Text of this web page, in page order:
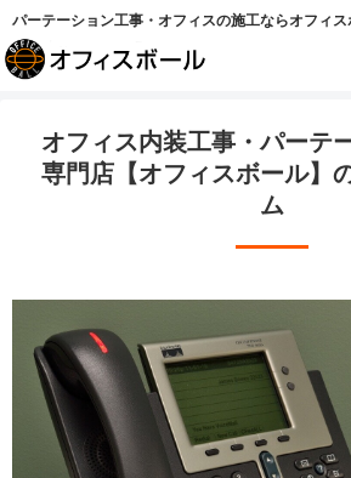
パーテーション工事・オフィスの施工ならオフィ
オフィス内装工事・パーテ
専門店【オフィスボール】
ム